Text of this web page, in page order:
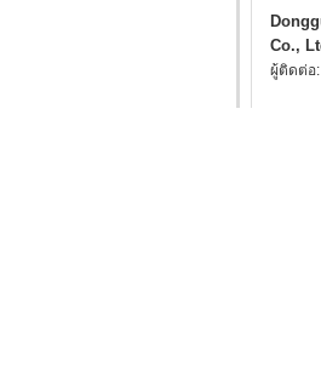
Co.,
ผู้ติดต่อ: